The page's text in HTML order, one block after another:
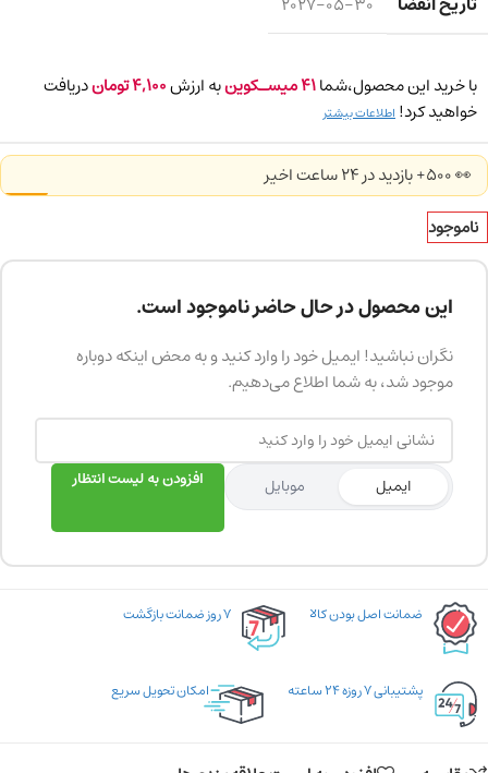
با خرید این محصول،شما41میسـکوینبه ارزش4,100توماندریافت
خواهید کرد! اطلاعات بیشتر
👀 500+ بازدید در ۲۴ ساعت اخیر
ناموجود
این محصول در حال حاضر ناموجود است.
نگران نباشید! ایمیل خود را وارد کنید و به محض اینکه دوباره
موجود شد، به شما اطلاع می‌دهیم.
ایمیل موبایل افزودن به لیست انتظار
ضمانت اصل بودن کالا ۷ روز ضمانت بازگشت
پشتیبانی ۷ روزه ۲۴ ساعته امکان تحویل سریع